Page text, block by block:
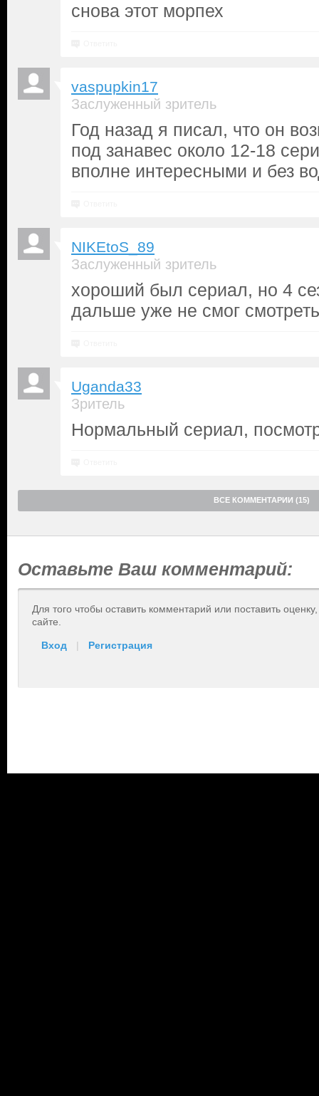
снова этот морпех
vaspupkin17
Заслуженный зритель
Год назад я писал, что он
под занавес около 12-18
вполне интересными и без
NIKEtoS_89
Заслуженный зритель
хороший был сериал, но 4
дальше уже не смог смотреть
Uganda33
Зритель
Нормальный сериал,
ВСЕ КОММЕНТАРИИ (15)
Оставьте Ваш комментарий:
Для того чтобы оставить комментарий или поставить
сайте.
Вход | Регистрация